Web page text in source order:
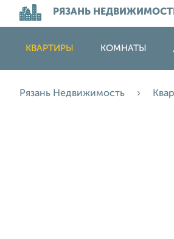
РЯЗАНЬ
КВАРТИРЫ КОМНАТЫ
Рязань Недвижимость